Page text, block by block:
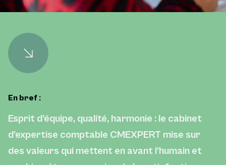
En bref :
Esprit d’équipe, qualité, harmonie : le cabinet
d’expertise comptable CMEXPERT mise sur
des valeurs qui mettent en avant l’humain et